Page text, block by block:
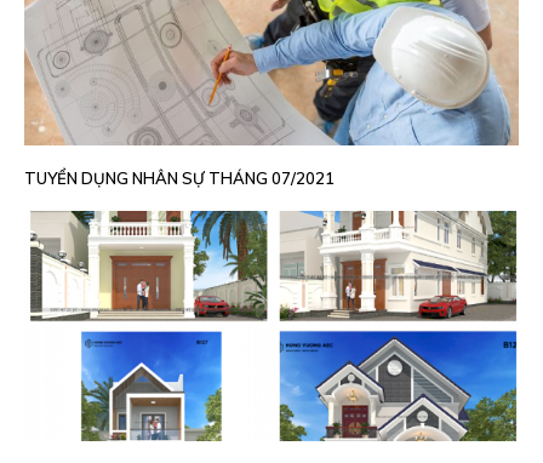
TUYỂN DỤNG NHÂN SỰ THÁNG 07/2021